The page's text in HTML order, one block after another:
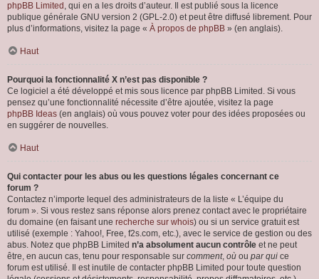
phpBB Limited , qui en a les droits d’auteur. Il est publié sous la licence
publique générale GNU version 2 (GPL-2.0) et peut être diffusé librement. Pour
plus d’informations, visitez la page « À propos de phpBB » (en anglais).
Haut
Pourquoi la fonctionnalité X n’est pas disponible ?
Ce logiciel a été développé et mis sous licence par phpBB Limited. Si vous
pensez qu’une fonctionnalité nécessite d’être ajoutée, visitez la page
phpBB Ideas (en anglais) où vous pouvez voter pour des idées proposées ou
en suggérer de nouvelles.
Haut
Qui contacter pour les abus ou les questions légales concernant ce
forum ?
Contactez n’importe lequel des administrateurs de la liste « L’équipe du
forum ». Si vous restez sans réponse alors prenez contact avec le propriétaire
du domaine (en faisant une recherche sur whois) ou si un service gratuit est
utilisé (exemple : Yahoo!, Free, f2s.com, etc.), avec le service de gestion ou des
abus. Notez que phpBB Limited n’a absolument aucun contrôle et ne peut
être, en aucun cas, tenu pour responsable sur comment, où ou par qui ce
forum est utilisé. Il est inutile de contacter phpBB Limited pour toute question